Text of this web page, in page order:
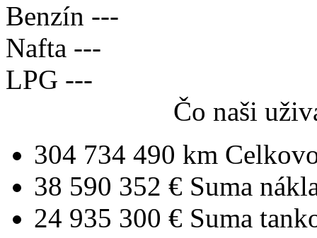
Benzín ---
Nafta ---
LPG ---
Čo naši
304 734 490 km
38 590 352 € Suma
24 935 300 € Suma